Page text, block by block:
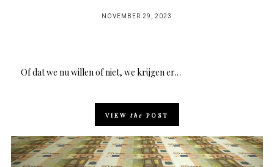
POSTED
NOVEMBER 29, 2023
Of dat we nu willen of niet, we krijgen er…
VIEW the POST